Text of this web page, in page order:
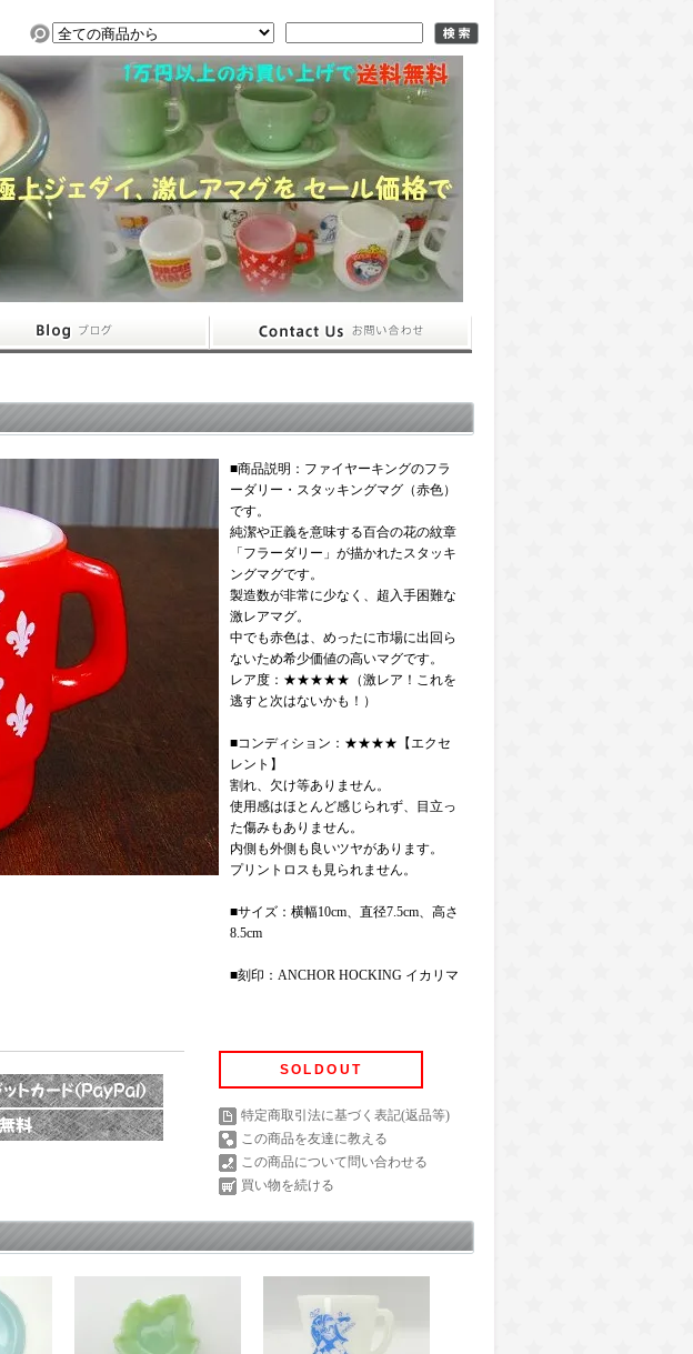
■商品説明：ファイヤーキングのフラ
ーダリー・スタッキングマグ（赤色）
です。
純潔や正義を意味する百合の花の紋章
「フラーダリー」が描かれたスタッキ
ングマグです。
製造数が非常に少なく、超入手困難な
激レアマグ。
中でも赤色は、めったに市場に出回ら
ないため希少価値の高いマグです。
レア度：★★★★★（激レア！これを
逃すと次はないかも！）
■コンディション：★★★★【エクセ
レント】
割れ、欠け等ありません。
使用感はほとんど感じられず、目立っ
た傷みもありません。
内側も外側も良いツヤがあります。
プリントロスも見られません。
■サイズ：横幅10cm、直径7.5cm、高さ
8.5cm
■刻印：ANCHOR HOCKING イカリマ
SOLDOUT
特定商取引法に基づく表記(返品等)
この商品を友達に教える
この商品について問い合わせる
買い物を続ける